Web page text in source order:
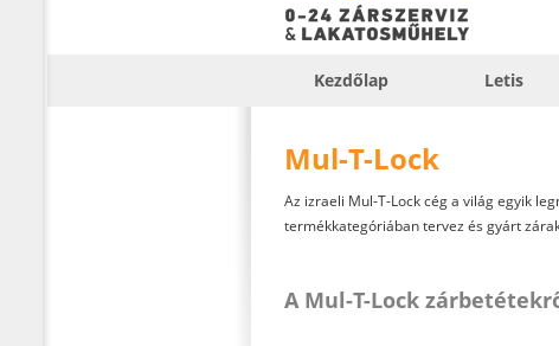
Kezdőlap Letis
Mul-T-Lock
Az izraeli Mul-T-Lock cég a világ egyik
termékkategóriában tervez és gyárt
A Mul-T-Lock